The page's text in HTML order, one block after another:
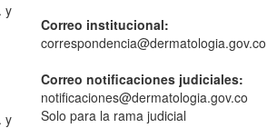
y
y
Correo institucional:
correspondencia@dermatologia.gov.co
Correo notificaciones judiciales:
notificaciones@dermatologia.gov.co
Solo para la rama judicial